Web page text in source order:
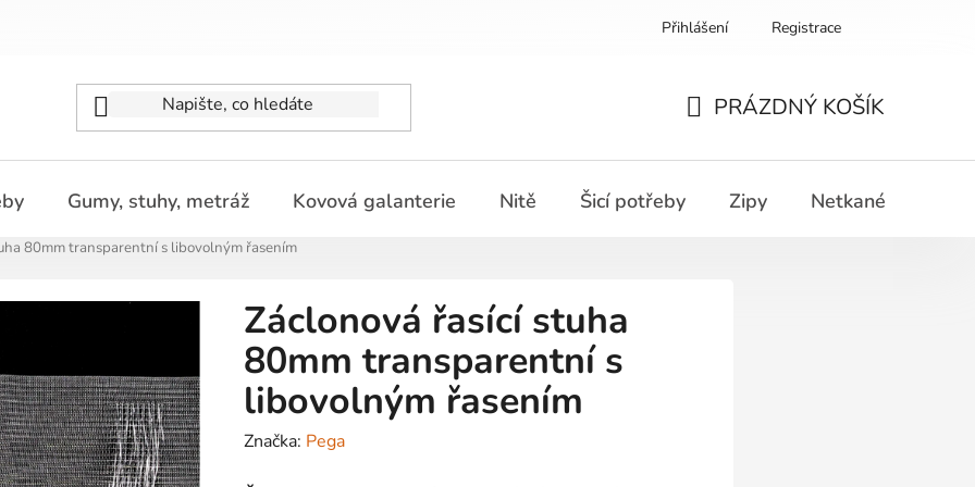
Přihlášení Registrace
KOŠÍK
PRÁZDNÝ KOŠÍK
Gumy, stuhy, metráž Kovová galanterie Nitě Šicí potřeby Zipy Netkané textilie
80mm transparentní s libovolným řasením
Záclonová řasící stuha
80mm transparentní s
libovolným řasením
Značka: Pega